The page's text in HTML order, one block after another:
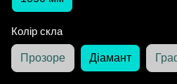
Колір скла
Прозоре Діамант